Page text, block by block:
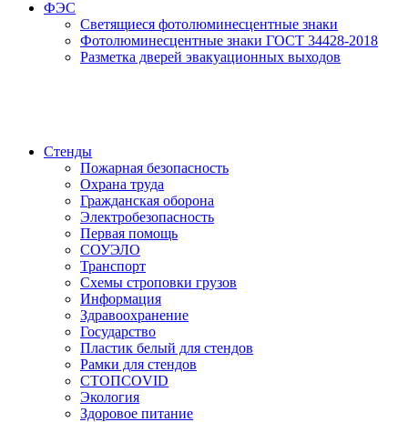
ФЭС
Светящиеся фотолюминесцентные знаки
Фотолюминесцентные знаки ГОСТ 34428-2018
Разметка дверей эвакуационных выходов
Стенды
Пожарная безопасность
Охрана труда
Гражданская оборона
Электробезопасность
Первая помощь
СОУЭЛО
Транспорт
Схемы строповки грузов
Информация
Здравоохранение
Государство
Пластик белый для стендов
Рамки для стендов
СТОПCOVID
Экология
Здоровое питание